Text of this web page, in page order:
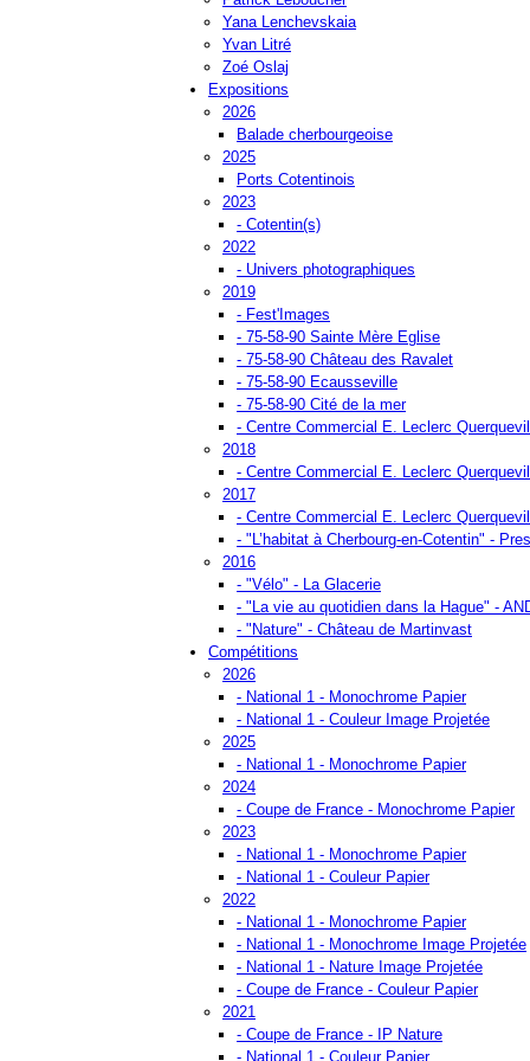
Yana Lenchevskaia
Yvan Litré
Zoé Oslaj
Expositions
2026
Balade cherbourgeoise
2025
Ports Cotentinois
2023
- Cotentin(s)
2022
- Univers photographiques
2019
- Fest'Images
- 75-58-90 Sainte Mère Eglise
- 75-58-90 Château des Ravalet
- 75-58-90 Ecausseville
- 75-58-90 Cité de la mer
- Centre Commercial E. Leclerc
2018
- Centre Commercial E. Leclerc
2017
- Centre Commercial E. Leclerc
- "L’habitat à Cherbourg-en-Cotentin" -
2016
- "Vélo" - La Glacerie
- "La vie au quotidien dans la Hague" -
- "Nature" - Château de Martinvast
Compétitions
2026
- National 1 - Monochrome Papier
- National 1 - Couleur Image Projetée
2025
- National 1 - Monochrome Papier
2024
- Coupe de France - Monochrome Papier
2023
- National 1 - Monochrome Papier
- National 1 - Couleur Papier
2022
- National 1 - Monochrome Papier
- National 1 - Monochrome Image Projetée
- National 1 - Nature Image Projetée
- Coupe de France - Couleur Papier
2021
- Coupe de France - IP Nature
- National 1 - Couleur Papier